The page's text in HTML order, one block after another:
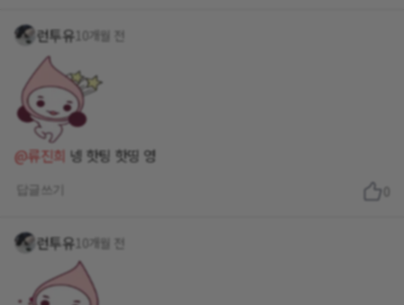
런투유 10개월 전
@류진희 넹 핫팅 핫띵 영
런투유 10개월 전